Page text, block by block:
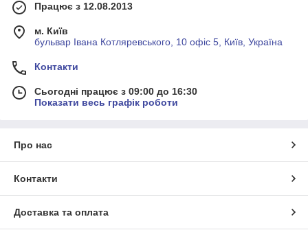
Працює з 12.08.2013
м. Київ
бульвар Івана Котляревського, 10 офіс 5, Київ, Україна
Контакти
Сьогодні працює з 09:00 до 16:30
Показати весь графік роботи
Про нас
Контакти
Доставка та оплата